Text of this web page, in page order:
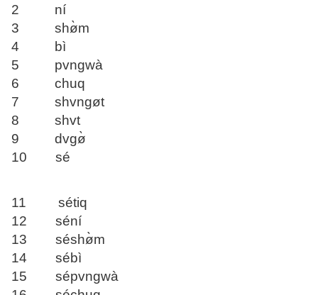
2 ní
3 shø̀m
4 bì
5 pvngwà
6 chuq
7 shvngøt
8 shvt
9 dvgø̀
10 sé
11 sétiq
12 séní
13 séshø̀m
14 sébì
15 sépvngwà